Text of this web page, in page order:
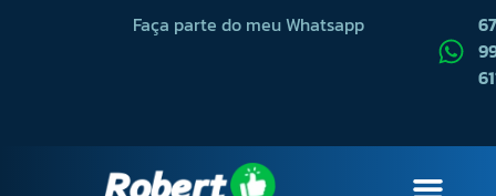
Faça parte do meu Whatsapp
67